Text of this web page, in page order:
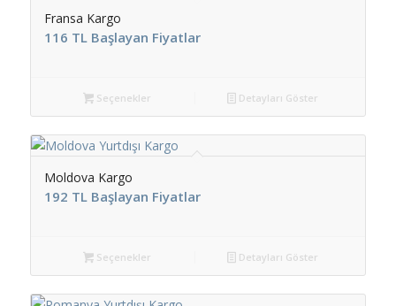
Fransa Kargo
116 TL Başlayan Fiyatlar
Seçenekler Detayları Göster
Moldova Kargo
192 TL Başlayan Fiyatlar
Seçenekler Detayları Göster